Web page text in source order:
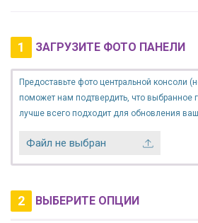
1 ЗАГРУЗИТЕ ФОТО ПАНЕЛИ
Предоставьте фото центральной консоли
поможет нам подтвердить, что выбранное
лучше всего подходит для обновления
Файл не выбран
2 ВЫБЕРИТЕ ОПЦИИ